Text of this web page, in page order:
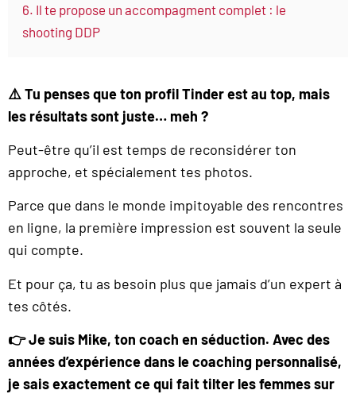
6. Il te propose un accompagment complet : le
shooting DDP
⚠️ Tu penses que ton profil Tinder est au top, mais
les résultats sont juste… meh ?
Peut-être qu’il est temps de reconsidérer ton
approche, et spécialement tes photos.
Parce que dans le monde impitoyable des rencontres
en ligne, la première impression est souvent la seule
qui compte.
Et pour ça, tu as besoin plus que jamais d’un expert à
tes côtés.
👉 Je suis Mike, ton coach en séduction. Avec des
années d’expérience dans le coaching personnalisé,
je sais exactement ce qui fait tilter les femmes sur